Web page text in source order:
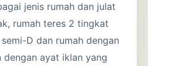
jenis rumah dan julat
rumah teres 2 tingkat
D dan rumah dengan
ayat iklan yang